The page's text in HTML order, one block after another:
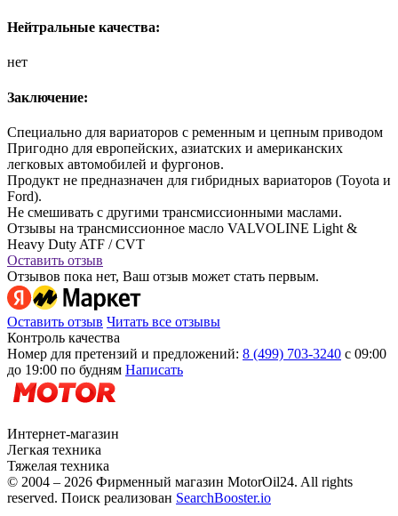
Нейтральные качества:
нет
Заключение:
Специально для вариаторов с ременным и цепным приводом
Пригодно для европейских, азиатских и американских
легковых автомобилей и фургонов.
Продукт не предназначен для гибридных вариаторов (Toyota и
Ford).
Не смешивать с другими трансмиссионными маслами.
Отзывы на трансмиссионное масло VALVOLINE Light &
Heavy Duty ATF / CVT
Оставить отзыв
Отзывов пока нет, Ваш отзыв может стать первым.
Оставить отзыв Читать все отзывы
Контроль качества
Номер для претензий и предложений: 8 (499) 703-3240 с 09:00
до 19:00 по будням Написать
Интернет-магазин
Легкая техника
Тяжелая техника
© 2004 – 2026 Фирменный магазин MotorOil24. All rights
reserved. Поиск реализован SearchBooster.io